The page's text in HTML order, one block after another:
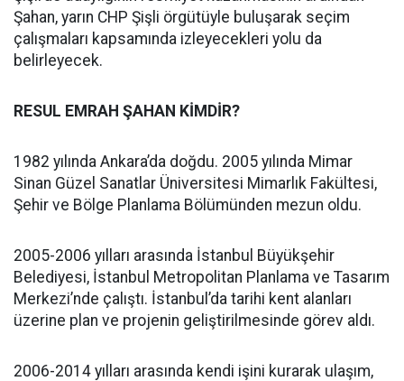
Şahan, yarın CHP Şişli örgütüyle buluşarak seçim
çalışmaları kapsamında izleyecekleri yolu da
belirleyecek.
RESUL EMRAH ŞAHAN KİMDİR?
1982 yılında Ankara’da doğdu. 2005 yılında Mimar
Sinan Güzel Sanatlar Üniversitesi Mimarlık Fakültesi,
Şehir ve Bölge Planlama Bölümünden mezun oldu.
2005-2006 yılları arasında İstanbul Büyükşehir
Belediyesi, İstanbul Metropolitan Planlama ve Tasarım
Merkezi’nde çalıştı. İstanbul’da tarihi kent alanları
üzerine plan ve projenin geliştirilmesinde görev aldı.
2006-2014 yılları arasında kendi işini kurarak ulaşım,